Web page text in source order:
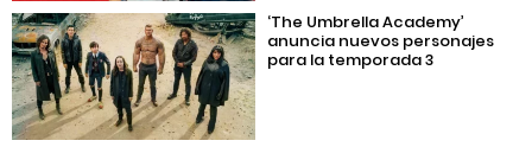
‘The Umbrella Academy’
anuncia nuevos personajes
para la temporada 3